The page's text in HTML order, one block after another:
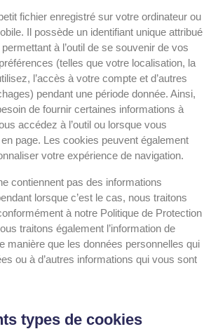
fichier enregistré sur votre ordinateur ou
Il possède un identifiant unique attribué
à l’outil de se souvenir de vos
(telles que votre localisation, la
l’accès à votre compte et d’autres
pendant une période donnée. Ainsi,
de fournir certaines informations à
accédez à l’outil ou lorsque vous
page. Les cookies peuvent également
votre expérience de navigation.
contiennent pas des informations
lorsque c’est le cas, nous traitons
à notre Politique de Protection
traitons également l’information de
manière que les données personnelles qui
ou à d’autres informations qui vous sont
types de cookies